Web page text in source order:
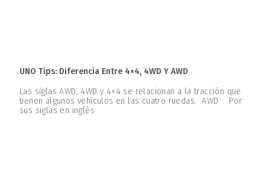
UNO Tips: Diferencia Entre 4×4, 4WD Y AWD
Las siglas AWD, 4WD y 4×4 se relacionan a la tracción que
tienen algunos vehículos en las cuatro ruedas. AWD Por
sus siglas en inglés